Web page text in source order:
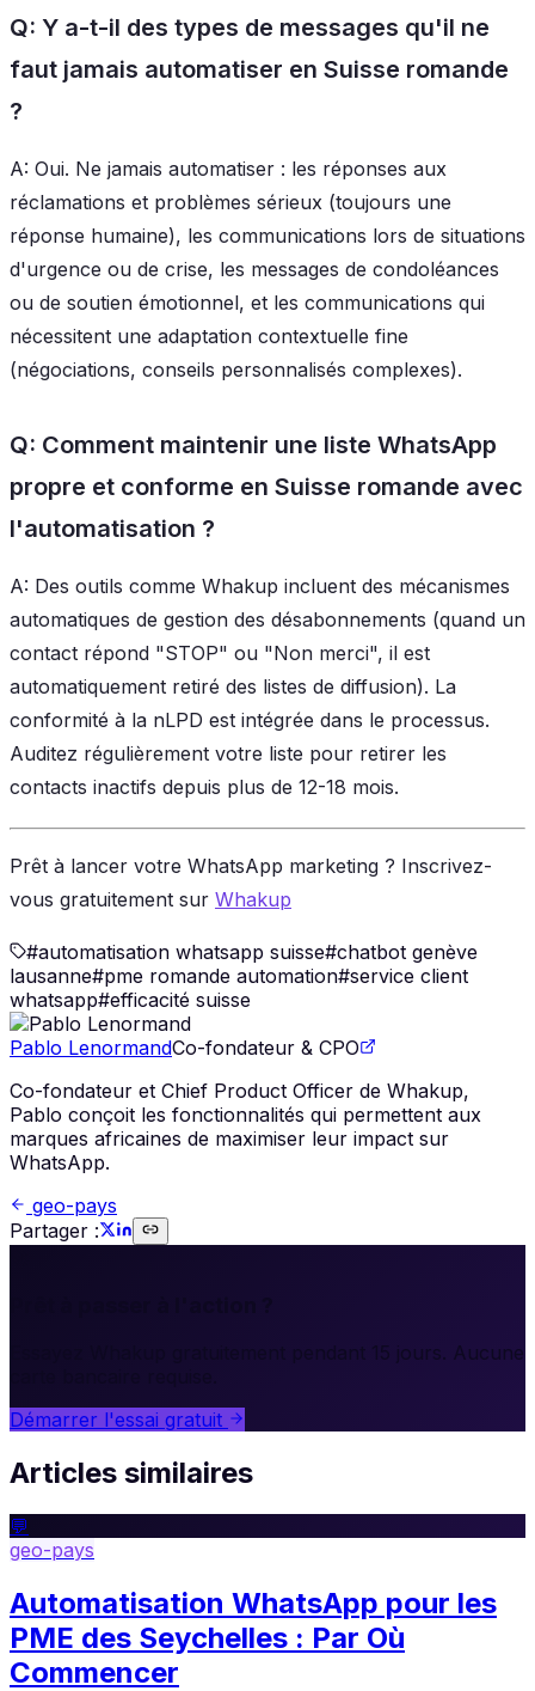
Q: Y a-t-il des types de messages qu'il ne
faut jamais automatiser en Suisse romande
?
A: Oui. Ne jamais automatiser : les réponses aux
réclamations et problèmes sérieux (toujours une
réponse humaine), les communications lors de situations
d'urgence ou de crise, les messages de condoléances
ou de soutien émotionnel, et les communications qui
nécessitent une adaptation contextuelle fine
(négociations, conseils personnalisés complexes).
Q: Comment maintenir une liste WhatsApp
propre et conforme en Suisse romande avec
l'automatisation ?
A: Des outils comme Whakup incluent des mécanismes
automatiques de gestion des désabonnements (quand un
contact répond "STOP" ou "Non merci", il est
automatiquement retiré des listes de diffusion). La
conformité à la nLPD est intégrée dans le processus.
Auditez régulièrement votre liste pour retirer les
contacts inactifs depuis plus de 12-18 mois.
Prêt à lancer votre WhatsApp marketing ? Inscrivez-
vous gratuitement sur Whakup
#automatisation whatsapp suisse#chatbot genève
lausanne#pme romande automation#service client
whatsapp#efficacité suisse
Pablo LenormandCo-fondateur & CPO
Co-fondateur et Chief Product Officer de Whakup,
Pablo conçoit les fonctionnalités qui permettent aux
marques africaines de maximiser leur impact sur
WhatsApp.
geo-pays
Partager :
Essayez Whakup gratuitement pendant 15 jours. Aucune
Démarrer l'essai gratuit
Articles similaires
💬
geo-pays
Automatisation WhatsApp pour les
PME des Seychelles : Par Où
Commencer